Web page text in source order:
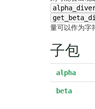
量可以作为字
子包
alpha
beta